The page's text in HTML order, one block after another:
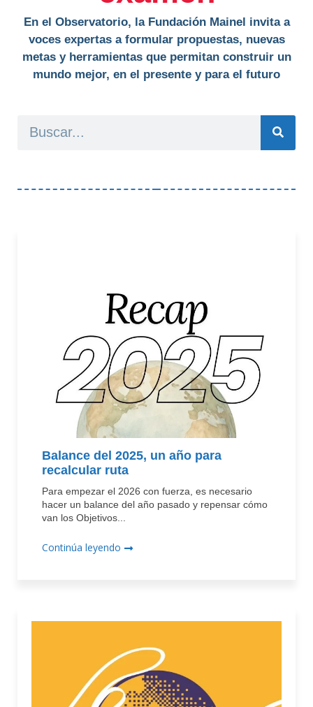
En el Observatorio, la Fundación Mainel invita a
voces expertas a formular propuestas, nuevas
metas y herramientas que permitan construir un
mundo mejor, en el presente y para el futuro
Balance del 2025, un año para
recalcular ruta
Para empezar el 2026 con fuerza, es necesario
hacer un balance del año pasado y repensar cómo
van los Objetivos...
Continúa leyendo